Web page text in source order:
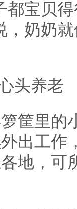
都宝贝
，奶奶
头养老
里的
出工作
地，可